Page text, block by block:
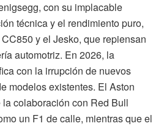
con su implacable
técnica y el rendimiento puro,
y el Jesko, que repiensan
automotriz. En 2026, la
con la irrupción de nuevos
modelos existentes. El Aston
la colaboración con Red Bull
un F1 de calle, mientras que el